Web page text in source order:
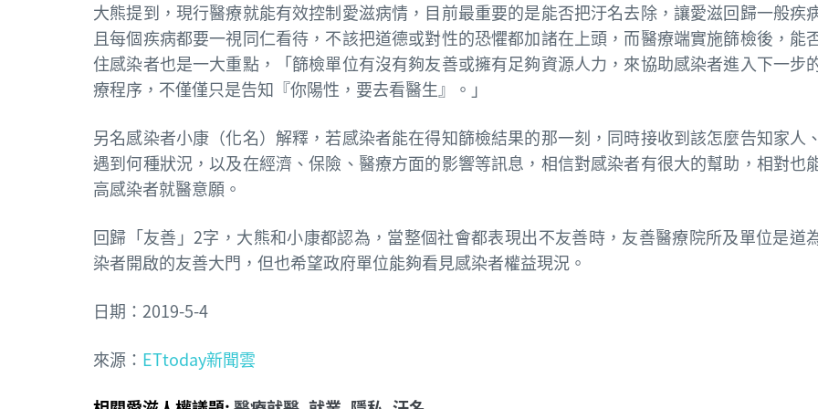
大熊提到，現行醫療就能有效控制愛滋病情，目前最重要的是能否把汙名去除，讓愛滋回歸一般疾
且每個疾病都要一視同仁看待，不該把道德或對性的恐懼都加諸在上頭，而醫療端實施篩檢後，能
住感染者也是一大重點，「篩檢單位有沒有夠友善或擁有足夠資源人力，來協助感染者進入下一步
療程序，不僅僅只是告知『你陽性，要去看醫生』。」
另名感染者小康（化名）解釋，若感染者能在得知篩檢結果的那一刻，同時接收到該怎麼告知家人
遇到何種狀況，以及在經濟、保險、醫療方面的影響等訊息，相信對感染者有很大的幫助，相對也
高感染者就醫意願。
回歸「友善」2字，大熊和小康都認為，當整個社會都表現出不友善時，友善醫療院所及單位是道
染者開啟的友善大門，但也希望政府單位能夠看見感染者權益現況。
日期：2019-5-4
來源： ETtoday新聞雲